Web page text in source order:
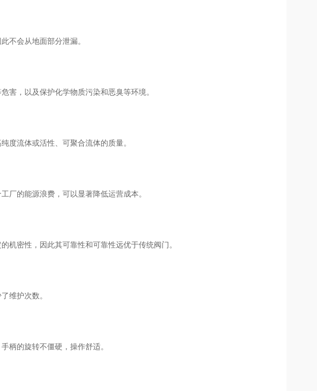
不会从地面部分泄漏。
害，以及保护化学物质污染和恶臭等环境。
度流体或活性、可聚合流体的质量。
厂的能源浪费，可以显著降低运营成本。
机密性，因此其可靠性和可靠性远优于传统阀门。
维护次数。
柄的旋转不僵硬，操作舒适。